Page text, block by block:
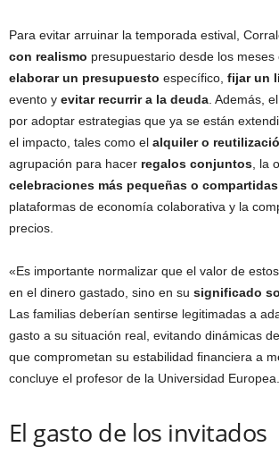
Para evitar arruinar la temporada estival,
con realismo presupuestario desde los meses
elaborar un presupuesto específico, fijar un
evento y evitar recurrir a la deuda . Además,
por adoptar estrategias que ya se están
el impacto, tales como el alquiler o
agrupación para hacer regalos conjuntos , la
celebraciones más pequeñas o compartidas
plataformas de economía colaborativa y la
precios.
«Es importante normalizar que el valor de
en el dinero gastado, sino en su significado
Las familias deberían sentirse legitimadas a
gasto a su situación real, evitando dinámicas
que comprometan su estabilidad financiera a
concluye el profesor de la Universidad Europea.
El gasto de los invitados